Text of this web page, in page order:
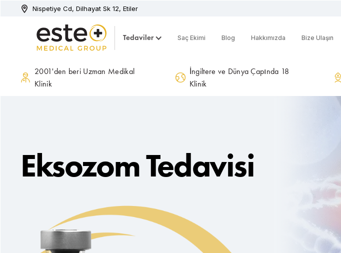
Nispetiye Cd, Dilhayat Sk 12, Etiler
Tedaviler Saç Ekimi Blog Hakkımızda Bize Ulaşın
2001'den beri Uzman Medikal
Klinik
İngiltere ve Dünya Çapında 18
Klinik
Eksozom Tedavisi